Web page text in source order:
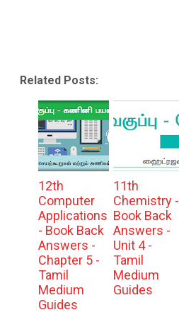
Related Posts:
12th
Computer
Applications
- Book Back
Answers -
Chapter 5 -
Tamil
Medium
Guides
11th
Chemistry -
Book Back
Answers -
Unit 4 -
Tamil
Medium
Guides